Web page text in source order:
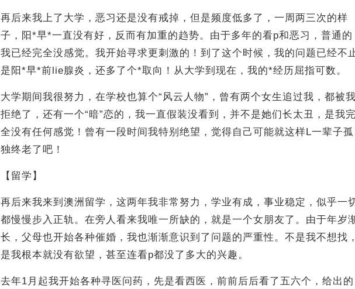
再后来我上了大学，恶习还是没有戒掉，但是频度低多了，一周两三次的样
子，阳*早*一直没有好，反而有加重的趋势。由于多年的看p和恶习，普通的
我已经完全没感觉。我开始寻求更刺激的！到了这个时候，我的问题已经不
是阳*早*前lie腺炎，还多了个*取向！从大学到现在，我的*经历屈指可数。
大学期间我很努力，在学校也算个“风云人物”，曾有两个女生追过我，都被我
拒绝了，还有一个“暗”恋的，我一直假装没看到，并不是她们长太丑，是我完
全没有任何感觉！曾有一段时间我特别绝望，觉得自己可能就这样L一辈子孤
独终老了吧！
【留学】
再后来我来到澳洲留学，这两年我非常努力，学业有成，事业稳定，似乎一
都慢慢步入正轨。在旁人看来我唯一所缺的，就是一个女朋友了。由于年岁
长，父母也开始各种催婚，我也渐渐意识到了问题的严重性。不是我不想找，
是我根本就没有欲望，甚至连看p都没了多大的兴趣。
去年1月起我开始各种寻医问药，先是看西医，前前后后看了五六个，给出的